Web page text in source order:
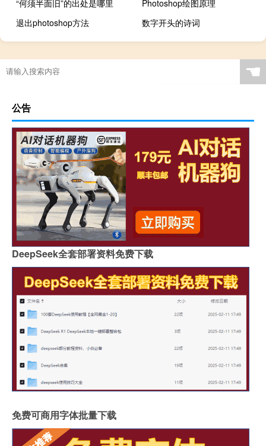
“何须半面旧”的出处是哪里
Photoshop绘图原理
退出photoshop方法
数字开头的诗词
☚
公告
DeepSeek全套部署资料免费下载
免费可商用字体批量下载